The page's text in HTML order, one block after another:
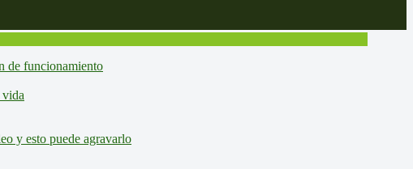
de funcionamiento
vida
y esto puede agravarlo